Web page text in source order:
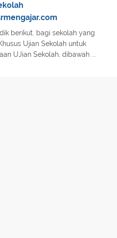
berikut. bagi sekolah yang
Ujian Sekolah untuk
UJian Sekolah, dibawah ...